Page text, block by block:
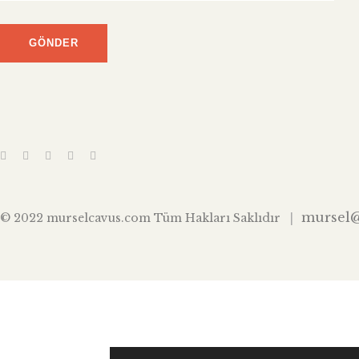
© 2022 murselcavus.com Tüm Hakları Saklıdır